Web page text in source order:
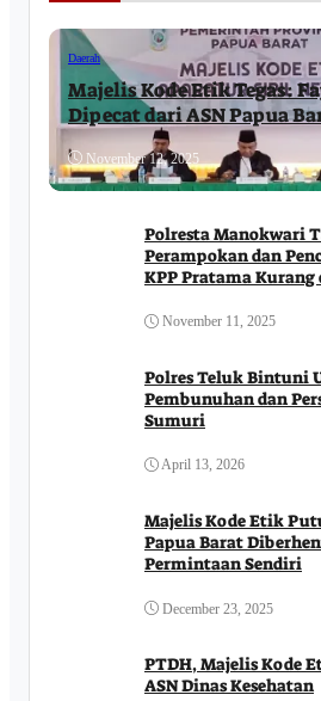
Daerah
Majelis Kode Etik Tegas:
Dipecat dari ASN Papua
November 12, 2025
Polresta Manokwari
Perampokan dan
KPP Pratama Kurang
November 11, 2025
Polres Teluk Bintuni
Pembunuhan dan
Sumuri
April 13, 2026
Majelis Kode Etik
Papua Barat
Permintaan Sendiri
December 23, 2025
PTDH, Majelis Kode
ASN Dinas Kesehatan